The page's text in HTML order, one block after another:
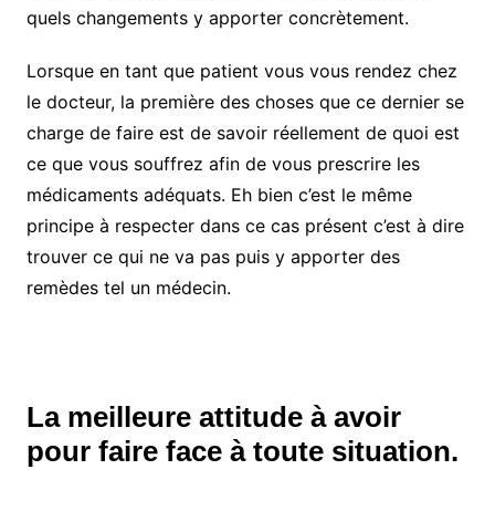
quels changements y apporter concrètement.
Lorsque en tant que patient vous vous rendez chez
le docteur, la première des choses que ce dernier se
charge de faire est de savoir réellement de quoi est
ce que vous souffrez afin de vous prescrire les
médicaments adéquats. Eh bien c’est le même
principe à respecter dans ce cas présent c’est à dire
trouver ce qui ne va pas puis y apporter des
remèdes tel un médecin.
La meilleure attitude à avoir
pour faire face à toute situation.